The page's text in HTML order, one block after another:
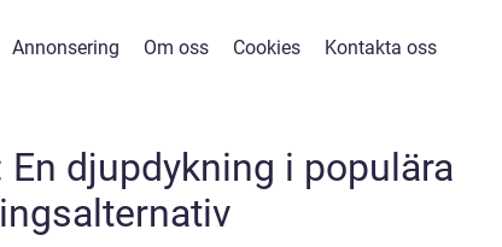
Annonsering Om oss Cookies Kontakta oss
djupdykning i populära